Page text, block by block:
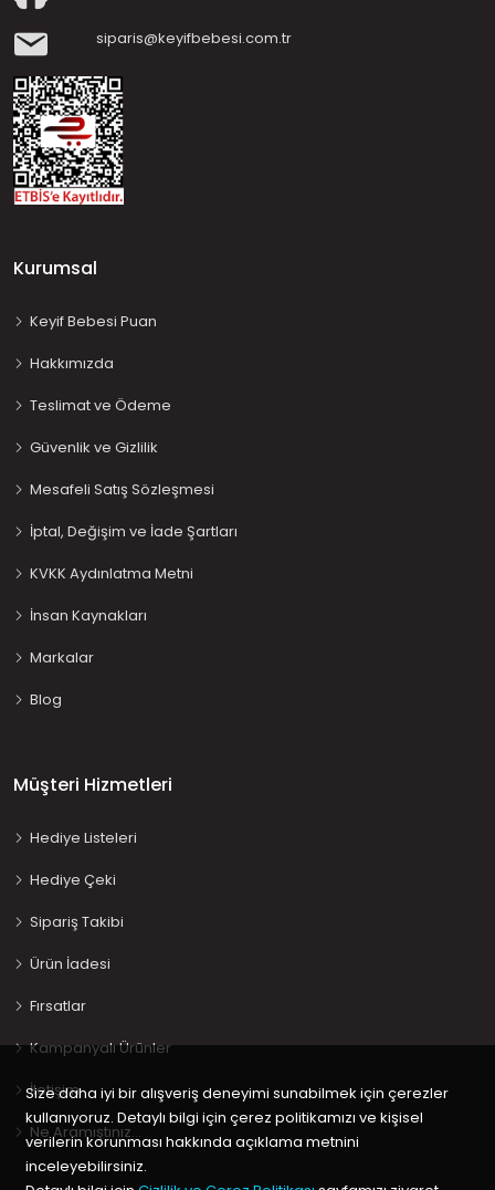
siparis@keyifbebesi.com.tr
Kurumsal
Keyif Bebesi Puan
Hakkımızda
Teslimat ve Ödeme
Güvenlik ve Gizlilik
Mesafeli Satış Sözleşmesi
İptal, Değişim ve İade Şartları
KVKK Aydınlatma Metni
İnsan Kaynakları
Markalar
Blog
Müşteri Hizmetleri
Hediye Listeleri
Hediye Çeki
Sipariş Takibi
Ürün İadesi
Fırsatlar
Kampanyalı Ürünler
İletişim
Ne Aramıştınız…
Size daha iyi bir alışveriş deneyimi sunabilmek için çerezler
kullanıyoruz. Detaylı bilgi için çerez politikamızı ve kişisel
verilerin korunması hakkında açıklama metnini
inceleyebilirsiniz.